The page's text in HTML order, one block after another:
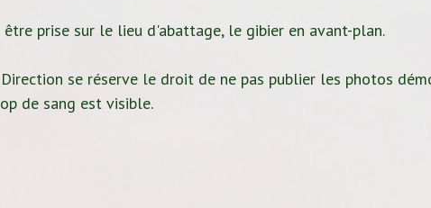
prise sur le lieu d'abattage, le gibier en avant-plan.
se réserve le droit de ne pas publier les photos
de sang est visible.